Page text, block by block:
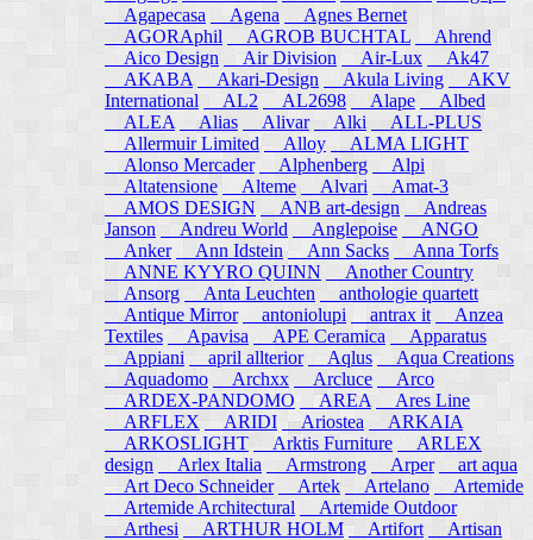
Agapecasa
Agena
Agnes Bernet
AGORAphil
AGROB BUCHTAL
Ahrend
Aico Design
Air Division Air-Lux
Ak47
AKABA
Akari-Design Akula Living
AKV
International
AL2 AL2698 Alape
Albed
ALEA
Alias Alivar Alki
ALL-PLUS
Allermuir Limited
Alloy
ALMA LIGHT
Alonso Mercader
Alphenberg
Alpi
Altatensione
Alteme Alvari
Amat-3
AMOS DESIGN
ANB art-design
Andreas
Janson
Andreu World Anglepoise
ANGO
Anker
Ann Idstein Ann Sacks
Anna Torfs
ANNE KYYRO QUINN
Another Country
Ansorg
Anta Leuchten
anthologie quartett
Antique Mirror
antoniolupi antrax it
Anzea
Textiles
Apavisa APE Ceramica
Apparatus
Appiani
april allterior Aqlus Aqua Creations
Aquadomo
Archxx Arcluce
Arco
ARDEX-PANDOMO
AREA
Ares Line
ARFLEX
ARIDI Ariostea
ARKAIA
ARKOSLIGHT
Arktis Furniture
ARLEX
design
Arlex Italia Armstrong Arper
art aqua
Art Deco Schneider
Artek Artelano
Artemide
Artemide Architectural
Artemide Outdoor
Arthesi
ARTHUR HOLM Artifort
Artisan